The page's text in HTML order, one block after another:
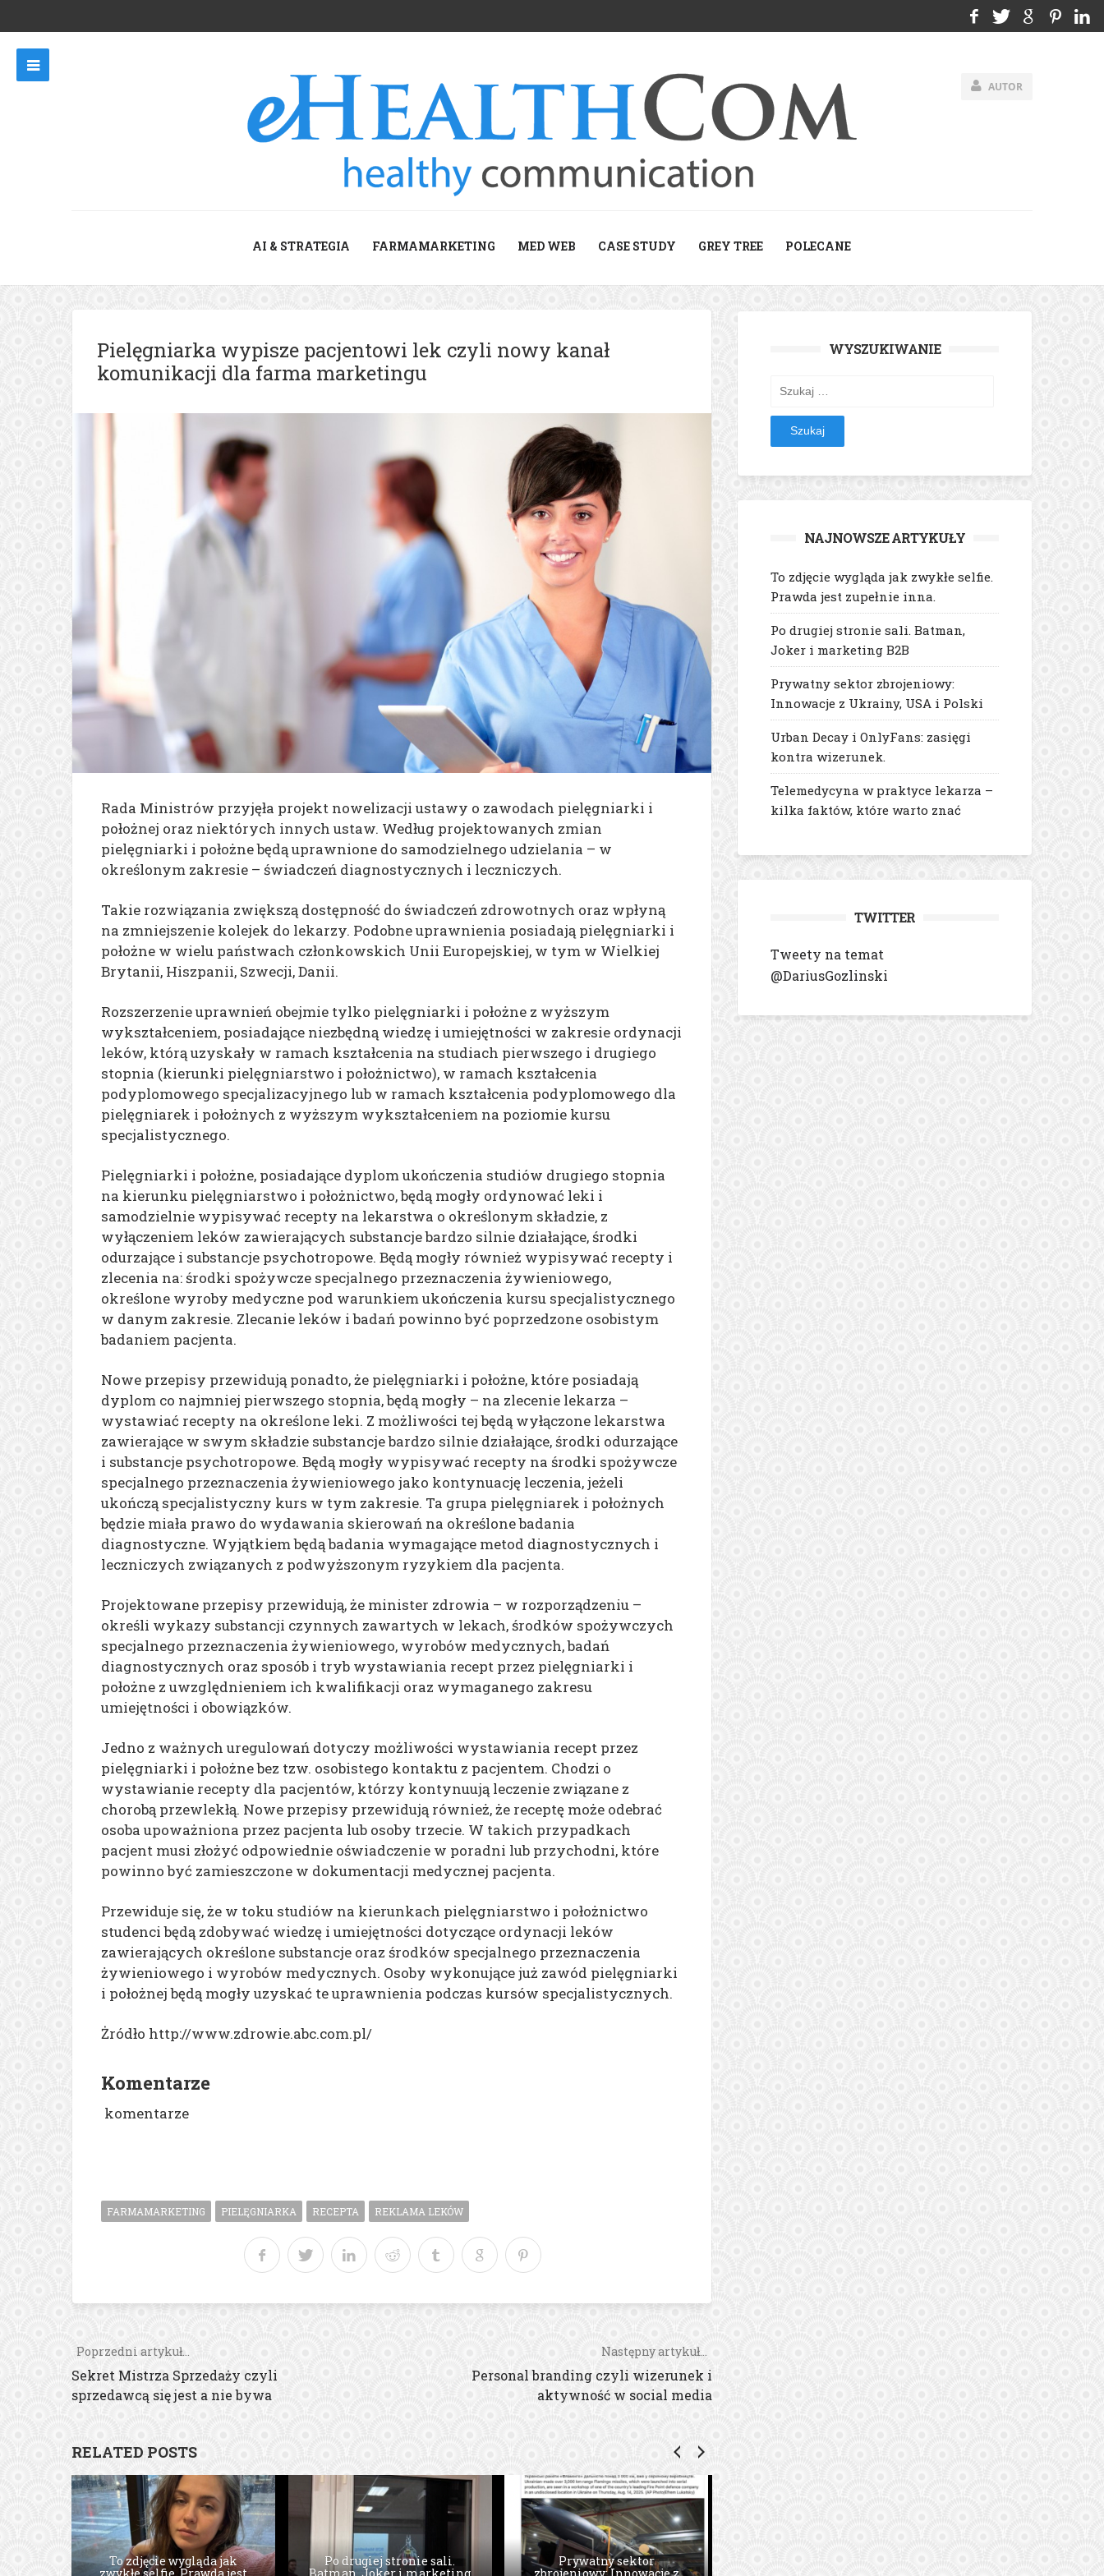
AUTOR
AI & STRATEGIA FARMAMARKETING MED WEB CASE STUDY GREY TREE POLECANE
Pielęgniarka wypisze pacjentowi lek czyli nowy kanał
komunikacji dla farma marketingu
Rada Ministrów przyjęła projekt nowelizacji ustawy o zawodach pielęgniarki i
położnej oraz niektórych innych ustaw. Według projektowanych zmian
pielęgniarki i położne będą uprawnione do samodzielnego udzielania – w
określonym zakresie – świadczeń diagnostycznych i leczniczych.
Takie rozwiązania zwiększą dostępność do świadczeń zdrowotnych oraz wpłyną
na zmniejszenie kolejek do lekarzy. Podobne uprawnienia posiadają pielęgniarki i
położne w wielu państwach członkowskich Unii Europejskiej, w tym w Wielkiej
Brytanii, Hiszpanii, Szwecji, Danii.
Rozszerzenie uprawnień obejmie tylko pielęgniarki i położne z wyższym
wykształceniem, posiadające niezbędną wiedzę i umiejętności w zakresie ordynacji
leków, którą uzyskały w ramach kształcenia na studiach pierwszego i drugiego
stopnia (kierunki pielęgniarstwo i położnictwo), w ramach kształcenia
podyplomowego specjalizacyjnego lub w ramach kształcenia podyplomowego dla
pielęgniarek i położnych z wyższym wykształceniem na poziomie kursu
specjalistycznego.
Pielęgniarki i położne, posiadające dyplom ukończenia studiów drugiego stopnia
na kierunku pielęgniarstwo i położnictwo, będą mogły ordynować leki i
samodzielnie wypisywać recepty na lekarstwa o określonym składzie, z
wyłączeniem leków zawierających substancje bardzo silnie działające, środki
odurzające i substancje psychotropowe. Będą mogły również wypisywać recepty i
zlecenia na: środki spożywcze specjalnego przeznaczenia żywieniowego,
określone wyroby medyczne pod warunkiem ukończenia kursu specjalistycznego
w danym zakresie. Zlecanie leków i badań powinno być poprzedzone osobistym
badaniem pacjenta.
Nowe przepisy przewidują ponadto, że pielęgniarki i położne, które posiadają
dyplom co najmniej pierwszego stopnia, będą mogły – na zlecenie lekarza –
wystawiać recepty na określone leki. Z możliwości tej będą wyłączone lekarstwa
zawierające w swym składzie substancje bardzo silnie działające, środki odurzające
i substancje psychotropowe. Będą mogły wypisywać recepty na środki spożywcze
specjalnego przeznaczenia żywieniowego jako kontynuację leczenia, jeżeli
ukończą specjalistyczny kurs w tym zakresie. Ta grupa pielęgniarek i położnych
będzie miała prawo do wydawania skierowań na określone badania
diagnostyczne. Wyjątkiem będą badania wymagające metod diagnostycznych i
leczniczych związanych z podwyższonym ryzykiem dla pacjenta.
Projektowane przepisy przewidują, że minister zdrowia – w rozporządzeniu –
określi wykazy substancji czynnych zawartych w lekach, środków spożywczych
specjalnego przeznaczenia żywieniowego, wyrobów medycznych, badań
diagnostycznych oraz sposób i tryb wystawiania recept przez pielęgniarki i
położne z uwzględnieniem ich kwalifikacji oraz wymaganego zakresu
umiejętności i obowiązków.
Jedno z ważnych uregulowań dotyczy możliwości wystawiania recept przez
pielęgniarki i położne bez tzw. osobistego kontaktu z pacjentem. Chodzi o
wystawianie recepty dla pacjentów, którzy kontynuują leczenie związane z
chorobą przewlekłą. Nowe przepisy przewidują również, że receptę może odebrać
osoba upoważniona przez pacjenta lub osoby trzecie. W takich przypadkach
pacjent musi złożyć odpowiednie oświadczenie w poradni lub przychodni, które
powinno być zamieszczone w dokumentacji medycznej pacjenta.
Przewiduje się, że w toku studiów na kierunkach pielęgniarstwo i położnictwo
studenci będą zdobywać wiedzę i umiejętności dotyczące ordynacji leków
zawierających określone substancje oraz środków specjalnego przeznaczenia
żywieniowego i wyrobów medycznych. Osoby wykonujące już zawód pielęgniarki
i położnej będą mogły uzyskać te uprawnienia podczas kursów specjalistycznych.
Żródło http://www.zdrowie.abc.com.pl/
Komentarze
komentarze
FARMAMARKETING PIELĘGNIARKA RECEPTA REKLAMA LEKÓW
Poprzedni artykuł...
Sekret Mistrza Sprzedaży czyli
sprzedawcą się jest a nie bywa
Następny artykuł...
Personal branding czyli wizerunek i
aktywność w social media
RELATED POSTS
To zdjęcie wygląda jak
zwykłe selfie. Prawda jest
Po drugiej stronie sali.
Batman, Joker i marketing
Prywatny sektor
zbrojeniowy: Innowacje z
Telemedycyna w praktyce
lekarza – kilka faktów, które
Reklama tworzona przez
użytkowników marki – Fakty o AR I VR, które musisz
WYSZUKIWANIE
Szukaj:
NAJNOWSZE ARTYKUŁY
To zdjęcie wygląda jak zwykłe selfie.
Prawda jest zupełnie inna.
Po drugiej stronie sali. Batman,
Joker i marketing B2B
Prywatny sektor zbrojeniowy:
Innowacje z Ukrainy, USA i Polski
Urban Decay i OnlyFans: zasięgi
kontra wizerunek.
Telemedycyna w praktyce lekarza –
kilka faktów, które warto znać
TWITTER
Tweety na temat
@DariusGozlinski